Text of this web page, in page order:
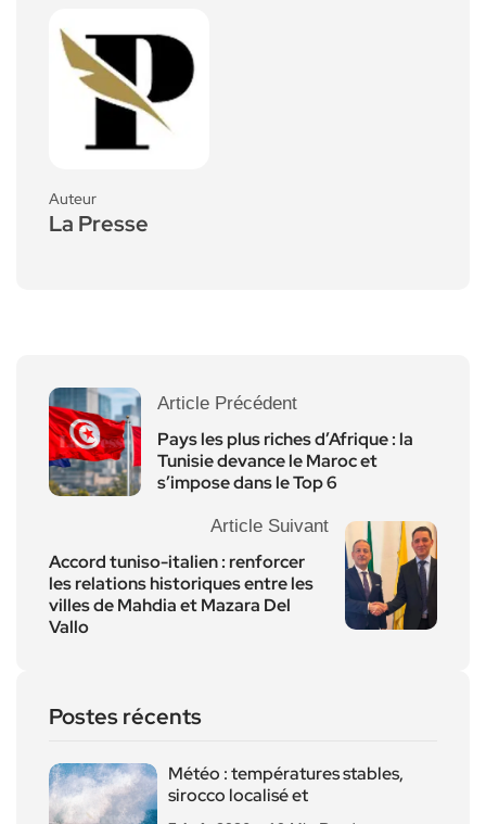
Auteur
La Presse
Article Précédent
Pays les plus riches d’Afrique : la
Tunisie devance le Maroc et
s’impose dans le Top 6
Article Suivant
Accord tuniso-italien : renforcer
les relations historiques entre les
villes de Mahdia et Mazara Del
Vallo
Postes récents
Météo : températures stables,
sirocco localisé et